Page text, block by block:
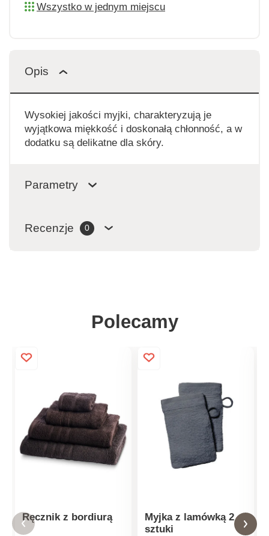
Wszystko w jednym miejscu
Opis
Wysokiej jakości myjki, charakteryzują je
wyjątkowa miękkość i doskonałą chłonność, a w
dodatku są delikatne dla skóry.
Parametry
Recenzje 0
Polecamy
Ręcznik z bordiurą
Myjka z lamówką 2
sztuki